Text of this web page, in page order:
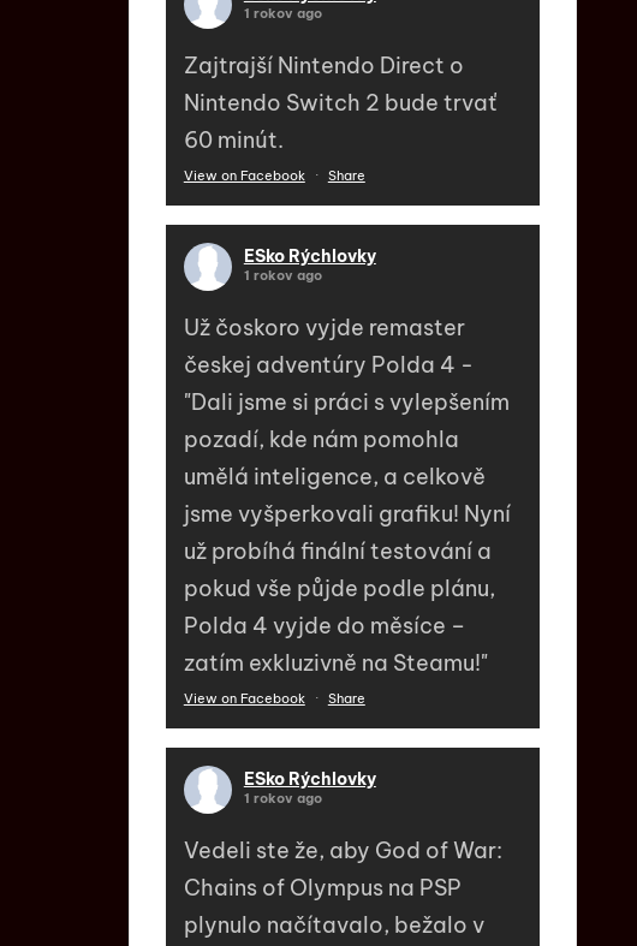
1 rokov ago
Zajtrajší Nintendo Direct o
Nintendo Switch 2 bude trvať
60 minút.
View on Facebook · Share
ESko Rýchlovky
1 rokov ago
Už čoskoro vyjde remaster
českej adventúry Polda 4 -
"Dali jsme si práci s vylepšením
pozadí, kde nám pomohla
umělá inteligence, a celkově
jsme vyšperkovali grafiku! Nyní
už probíhá finální testování a
pokud vše půjde podle plánu,
Polda 4 vyjde do měsíce –
zatím exkluzivně na Steamu!"
View on Facebook · Share
ESko Rýchlovky
1 rokov ago
Vedeli ste že, aby God of War:
Chains of Olympus na PSP
plynulo načítavalo, bežalo v